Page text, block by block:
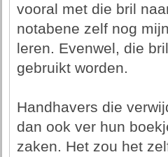
vooral met die bril
notabene zelf nog
leren. Evenwel, die
gebruikt worden.
Handhavers die
dan ook ver hun
zaken. Het zou het